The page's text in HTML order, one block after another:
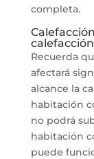
completa.
Recuerda
afectará
alcance la
habitación
no podrá
habitación
puede